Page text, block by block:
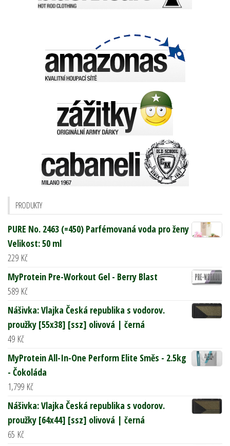
PRODUKTY
PURE No. 2463 (=450) Parfémovaná voda pro ženy
Velikost: 50 ml
229 Kč
MyProtein Pre-Workout Gel - Berry Blast
589 Kč
Nášivka: Vlajka Česká republika s vodorov.
proužky [55x38] [ssz] olivová | černá
49 Kč
MyProtein All-In-One Perform Elite Směs - 2.5kg
- Čokoláda
1,799 Kč
Nášivka: Vlajka Česká republika s vodorov.
proužky [64x44] [ssz] olivová | černá
65 Kč